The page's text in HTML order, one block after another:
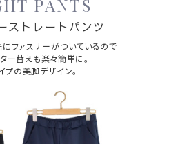
PANTS
ストレートパンツ
ファスナーがついているので
ー替えも楽々簡単に。
プの美脚デザイン。